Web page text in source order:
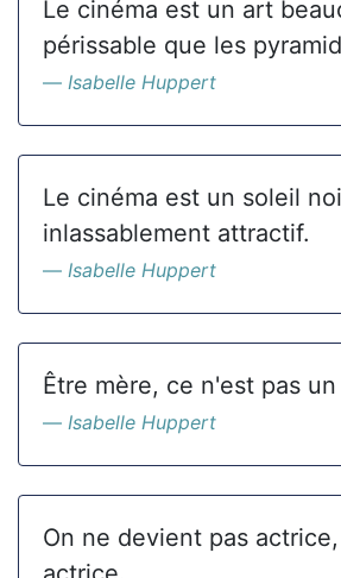
Le cinéma est un art
périssable que les
Isabelle Huppert
Le cinéma est un soleil
inlassablement attractif.
Isabelle Huppert
Être mère, ce n'est pas
Isabelle Huppert
On ne devient pas